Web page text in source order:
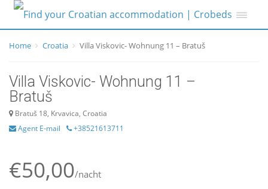
Home Croatia Villa Viskovic- Wohnung 11 – Bratuš
Villa Viskovic- Wohnung 11 –
Bratuš
Bratuš 18, Krvavica, Croatia
Agent E-mail
+38521613711
€50,00/nacht